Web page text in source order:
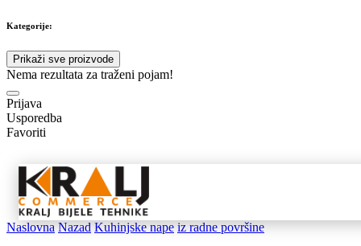
Kategorije:
Prikaži sve proizvode
Nema rezultata za traženi pojam!
Prijava
Usporedba
Favoriti
Naslovna Nazad Kuhinjske nape iz radne površine